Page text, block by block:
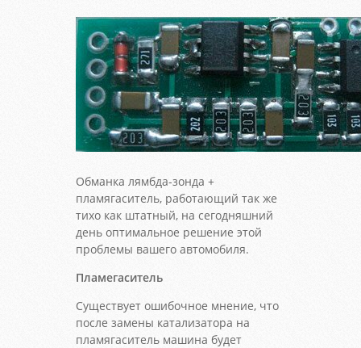
Обманка лямбда-зонда +
пламягаситель, работающий так же
тихо как штатный, на сегодняшний
день оптимальное решение этой
проблемы вашего автомобиля.
Пламегаситель
Существует ошибочное мнение, что
после замены катализатора на
пламягаситель машина будет